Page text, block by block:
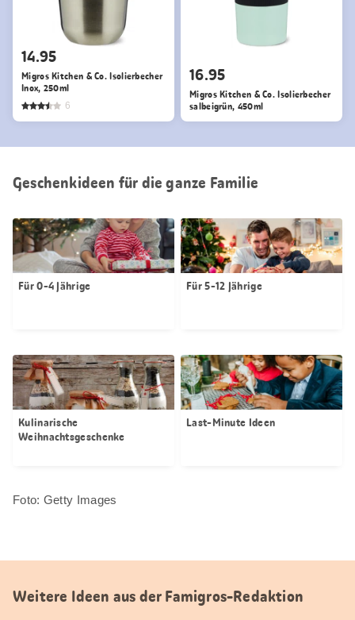
14.95
Migros Kitchen & Co. Isolierbecher
Inox, 250ml
6
16.95
Migros Kitchen & Co. Isolierbecher
salbeigrün, 450ml
Geschenkideen für die ganze Familie
Für 0-4 Jährige Für 5-12 Jährige
Kulinarische
Weihnachtsgeschenke
Last-Minute Ideen
Foto: Getty Images
Weitere Ideen aus der Famigros-Redaktion